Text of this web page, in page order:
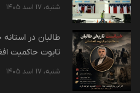
شنبه، 17 اسد 1405
طالبان در
تابوت حاکمیت
شنبه، 17 اسد 1405